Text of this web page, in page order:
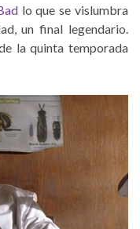
lo que se vislumbra
un final legendario.
la quinta temporada